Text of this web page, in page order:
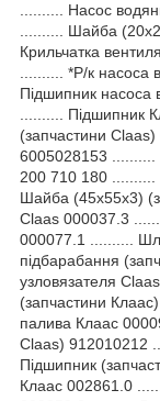
.......... Насос
.......... Шайба
Крильчатка
.......... *Р/к насоса
Підшипник насоса
.......... Підшипник
(запчастини
6005028153 ..........
200 710 180
Шайба (45x55x3)
Claas 000037.3
000077.1 ..........
підбарабання
узловязателя
(запчастини
палива Клаас
Claas) 912010212
Підшипник
Клаас 002861.0